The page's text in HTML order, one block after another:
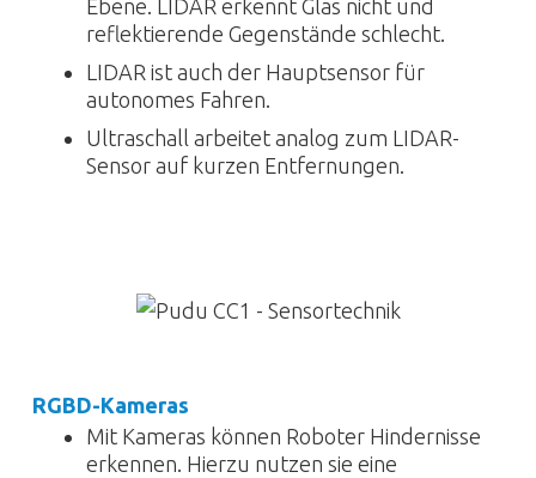
Ebene. LIDAR erkennt Glas nicht und
reflektierende Gegenstände schlecht.
LIDAR ist auch der Hauptsensor für
autonomes Fahren.
Ultraschall arbeitet analog zum LIDAR-
Sensor auf kurzen Entfernungen.
RGBD-Kameras
Mit Kameras können Roboter Hindernisse
erkennen. Hierzu nutzen sie eine